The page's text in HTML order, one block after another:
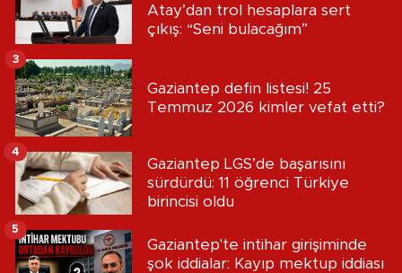
Atay’dan trol hesaplara sert
çıkış: “Seni bulacağım”
Gaziantep defin listesi! 25
Temmuz 2026 kimler vefat etti?
3
Gaziantep LGS’de başarısını
sürdürdü: 11 öğrenci Türkiye
birincisi oldu
4
Gaziantep'te intihar girişiminde
şok iddialar: Kayıp mektup iddiası
5